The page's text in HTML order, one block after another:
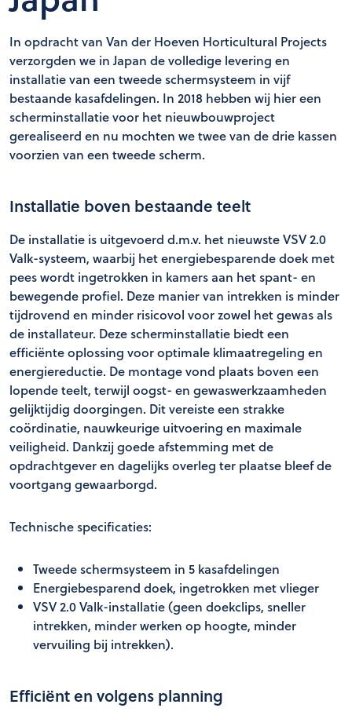
In opdracht van Van der Hoeven Horticultural Projects
verzorgden we in Japan de volledige levering en
installatie van een tweede schermsysteem in vijf
bestaande kasafdelingen. In 2018 hebben wij hier een
scherminstallatie voor het nieuwbouwproject
gerealiseerd en nu mochten we twee van de drie kassen
voorzien van een tweede scherm.
Installatie boven bestaande teelt
De installatie is uitgevoerd d.m.v. het nieuwste VSV 2.0
Valk-systeem, waarbij het energiebesparende doek met
pees wordt ingetrokken in kamers aan het spant- en
bewegende profiel. Deze manier van intrekken is minder
tijdrovend en minder risicovol voor zowel het gewas als
de installateur. Deze scherminstallatie biedt een
efficiënte oplossing voor optimale klimaatregeling en
energiereductie. De montage vond plaats boven een
lopende teelt, terwijl oogst- en gewaswerkzaamheden
gelijktijdig doorgingen. Dit vereiste een strakke
coördinatie, nauwkeurige uitvoering en maximale
veiligheid. Dankzij goede afstemming met de
opdrachtgever en dagelijks overleg ter plaatse bleef de
voortgang gewaarborgd.
Technische specificaties:
Tweede schermsysteem in 5 kasafdelingen
Energiebesparend doek, ingetrokken met vlieger
VSV 2.0 Valk-installatie (geen doekclips, sneller
intrekken, minder werken op hoogte, minder
vervuiling bij intrekken).
Efficiënt en volgens planning